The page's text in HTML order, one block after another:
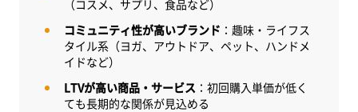
（コスメ、サプリ、食品など）
コミュニティ性が高いブランド ：趣味・ライフス
タイル系（ヨガ、アウトドア、ペット、ハンドメ
イドなど）
LTVが高い商品・サービス ：初回購入単価が低く
ても長期的な関係が見込める